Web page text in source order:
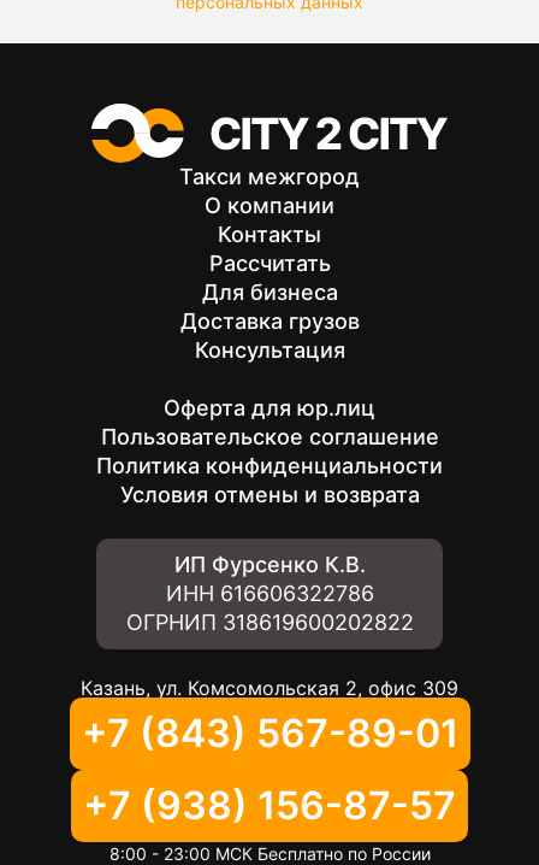
Такси межгород
О компании
Контакты
Рассчитать
Для бизнеса
Доставка грузов
Консультация
Оферта для юр.лиц
Пользовательское соглашение
Политика конфиденциальности
Условия отмены и возврата
ИП Фурсенко К.В.
ИНН 616606322786
ОГРНИП 318619600202822
Казань, ул. Комсомольская 2, офис 309
+7 (843) 567-89-01
+7 (938) 156-87-57
8:00 - 23:00 МСК Бесплатно по России